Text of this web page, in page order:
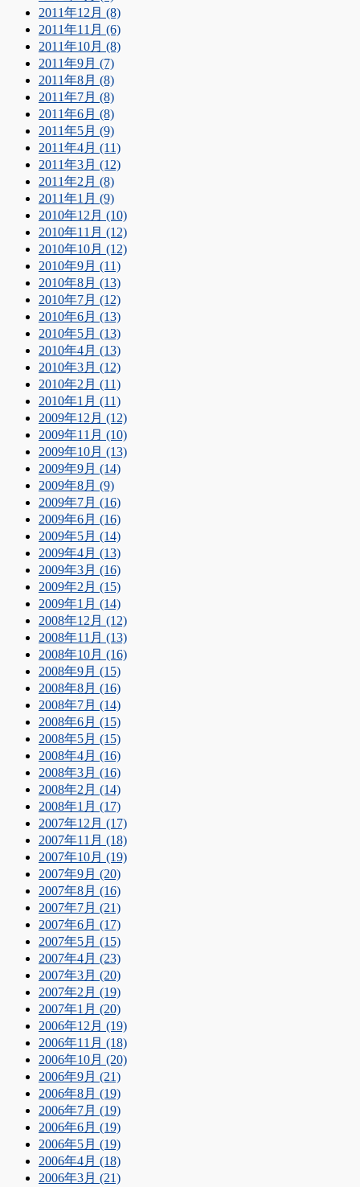
2011年12月 (8)
2011年11月 (6)
2011年10月 (8)
2011年9月 (7)
2011年8月 (8)
2011年7月 (8)
2011年6月 (8)
2011年5月 (9)
2011年4月 (11)
2011年3月 (12)
2011年2月 (8)
2011年1月 (9)
2010年12月 (10)
2010年11月 (12)
2010年10月 (12)
2010年9月 (11)
2010年8月 (13)
2010年7月 (12)
2010年6月 (13)
2010年5月 (13)
2010年4月 (13)
2010年3月 (12)
2010年2月 (11)
2010年1月 (11)
2009年12月 (12)
2009年11月 (10)
2009年10月 (13)
2009年9月 (14)
2009年8月 (9)
2009年7月 (16)
2009年6月 (16)
2009年5月 (14)
2009年4月 (13)
2009年3月 (16)
2009年2月 (15)
2009年1月 (14)
2008年12月 (12)
2008年11月 (13)
2008年10月 (16)
2008年9月 (15)
2008年8月 (16)
2008年7月 (14)
2008年6月 (15)
2008年5月 (15)
2008年4月 (16)
2008年3月 (16)
2008年2月 (14)
2008年1月 (17)
2007年12月 (17)
2007年11月 (18)
2007年10月 (19)
2007年9月 (20)
2007年8月 (16)
2007年7月 (21)
2007年6月 (17)
2007年5月 (15)
2007年4月 (23)
2007年3月 (20)
2007年2月 (19)
2007年1月 (20)
2006年12月 (19)
2006年11月 (18)
2006年10月 (20)
2006年9月 (21)
2006年8月 (19)
2006年7月 (19)
2006年6月 (19)
2006年5月 (19)
2006年4月 (18)
2006年3月 (21)